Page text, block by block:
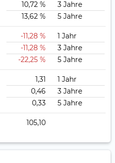
10,72 %
3 Jahre
13,62 %
5 Jahre
-11,28 %
1 Jahr
-11,28 %
3 Jahre
-22,25 %
5 Jahre
1,31
1 Jahr
0,46
3 Jahre
0,33
5 Jahre
105,10